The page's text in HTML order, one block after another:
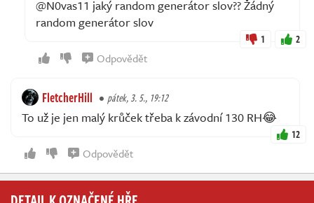
@N0vas11 jaký random generátor slov?? Žádný
random generátor slov
1 2
Odpovědět
FletcherHill pátek, 3. 5., 19:12
To už je jen malý krůček třeba k závodní 130 RH😂
12
Odpovědět